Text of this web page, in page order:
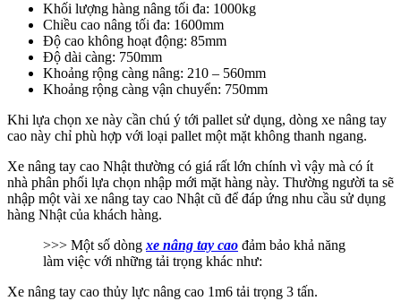
Khối lượng hàng nâng tối đa: 1000kg
Chiều cao nâng tối đa: 1600mm
Độ cao không hoạt động: 85mm
Độ dài càng: 750mm
Khoảng rộng càng nâng: 210 – 560mm
Khoảng rộng càng vận chuyển: 750mm
Khi lựa chọn xe này cần chú ý tới pallet sử dụng, dòng xe nâng tay
cao này chỉ phù hợp với loại pallet một mặt không thanh ngang.
Xe nâng tay cao Nhật thường có giá rất lớn chính vì vậy mà có ít
nhà phân phối lựa chọn nhập mới mặt hàng này. Thường người ta sẽ
nhập một vài xe nâng tay cao Nhật cũ để đáp ứng nhu cầu sử dụng
hàng Nhật của khách hàng.
>>> Một số dòng xe nâng tay cao đảm bảo khả năng
làm việc với những tải trọng khác như:
Xe nâng tay cao thủy lực nâng cao 1m6 tải trọng 3 tấn.